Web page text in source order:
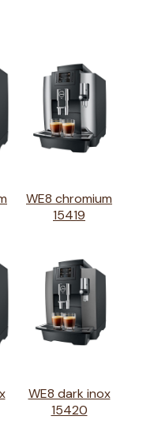
WE8 chromium
15419
WE8 dark inox
15420